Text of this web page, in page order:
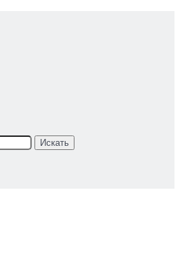
Искать